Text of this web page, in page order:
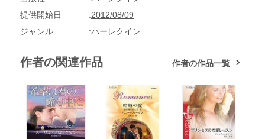
ントを見つめており――。
提供開始日
2012/08/09
ジャンル
ハーレクイン
作者の関連作品 作者の作品一覧